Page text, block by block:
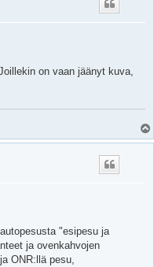
on vaan jäänyt kuva,
l
"esipesu ja
ja ovenkahvojen
ONR:llä pesu,